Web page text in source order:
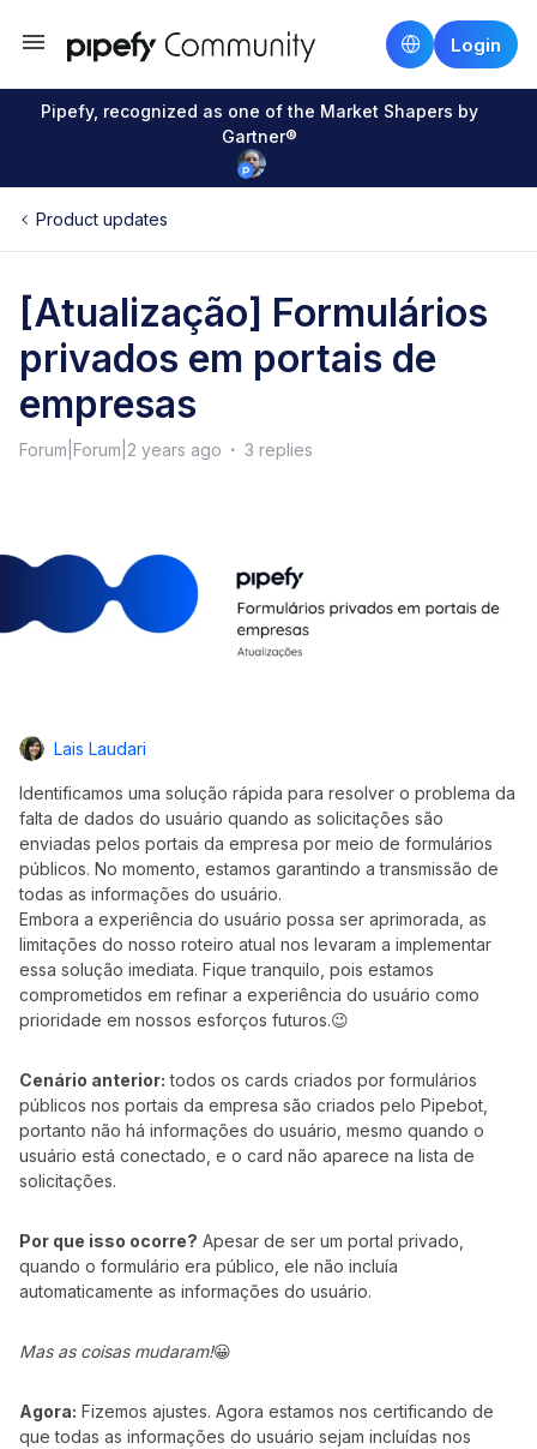
Login
Pipefy, recognized as one of the Market Shapers by
Gartner®
Product updates
[Atualização] Formulários
privados em portais de
empresas
Forum|Forum|2 years ago 3 replies
Lais Laudari
Identificamos uma solução rápida para resolver o problema da
falta de dados do usuário quando as solicitações são
enviadas pelos portais da empresa por meio de formulários
públicos. No momento, estamos garantindo a transmissão de
todas as informações do usuário.
Embora a experiência do usuário possa ser aprimorada, as
limitações do nosso roteiro atual nos levaram a implementar
essa solução imediata. Fique tranquilo, pois estamos
comprometidos em refinar a experiência do usuário como
prioridade em nossos esforços futuros.😉
Cenário anterior: todos os cards criados por formulários
públicos nos portais da empresa são criados pelo Pipebot,
portanto não há informações do usuário, mesmo quando o
usuário está conectado, e o card não aparece na lista de
solicitações.
Por que isso ocorre? Apesar de ser um portal privado,
quando o formulário era público, ele não incluía
automaticamente as informações do usuário.
Mas as coisas mudaram!😀
Agora: Fizemos ajustes. Agora estamos nos certificando de
que todas as informações do usuário sejam incluídas nos